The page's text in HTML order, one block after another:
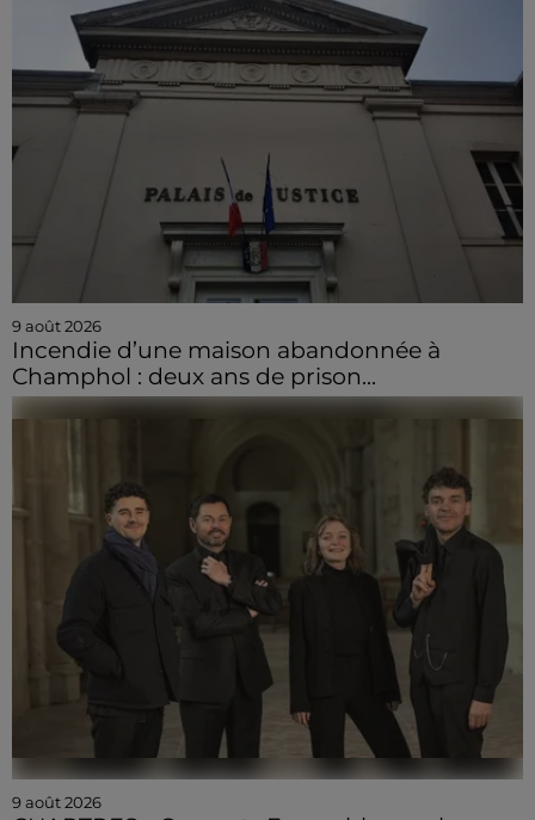
9 août 2026
Incendie d’une maison abandonnée à
Champhol : deux ans de prison...
9 août 2026